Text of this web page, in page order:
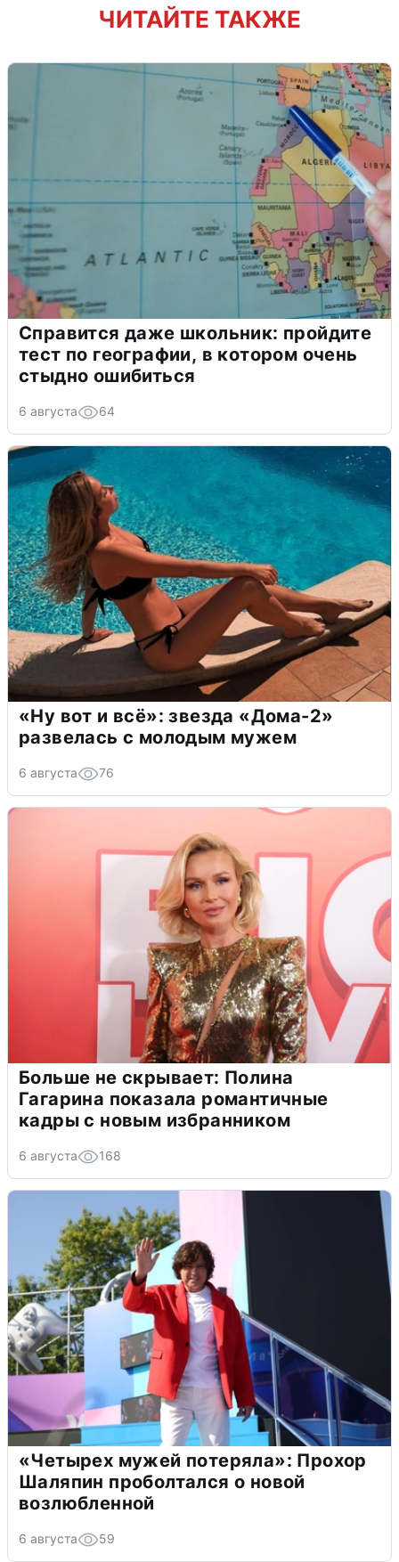
ЧИТАЙТЕ ТАКЖЕ
Справится даже школьник: пройдите
тест по географии, в котором очень
стыдно ошибиться
6 августа 64
«Ну вот и всё»: звезда «Дома-2»
развелась с молодым мужем
6 августа 76
Больше не скрывает: Полина
Гагарина показала романтичные
кадры с новым избранником
6 августа 168
«Четырех мужей потеряла»: Прохор
Шаляпин проболтался о новой
возлюбленной
6 августа 59